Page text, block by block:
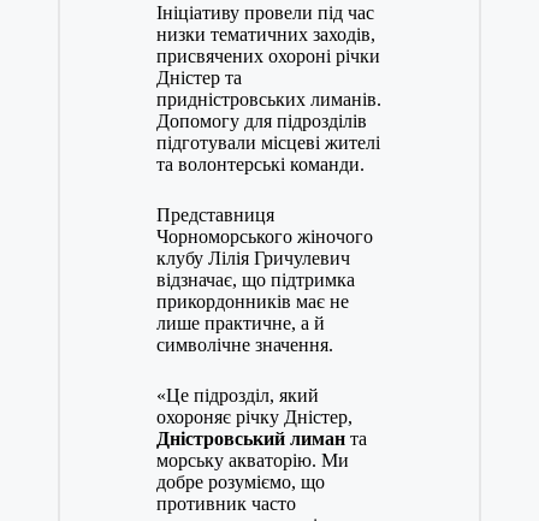
Ініціативу провели під час
низки тематичних заходів,
присвячених охороні річки
Дністер та
придністровських лиманів.
Допомогу для підрозділів
підготували місцеві жителі
та волонтерські команди.
Представниця
Чорноморського жіночого
клубу Лілія Гричулевич
відзначає, що підтримка
прикордонників має не
лише практичне, а й
символічне значення.
«Це підрозділ, який
охороняє річку Дністер,
Дністровський лиманта
морську акваторію. Ми
добре розуміємо, що
противник часто